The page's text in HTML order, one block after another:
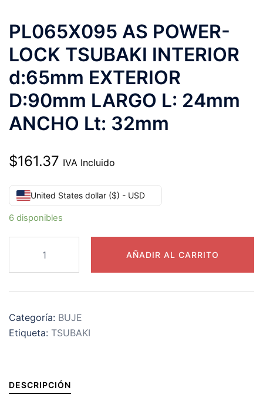
PL065X095 AS POWER-
LOCK TSUBAKI INTERIOR
d:65mm EXTERIOR
D:90mm LARGO L: 24mm
ANCHO Lt: 32mm
$161.37 IVA Incluido
United States dollar ($) - USD
6 disponibles
POWER-
LOCK
INTERIOR
d:65mm
LARGO
L:
AÑADIR AL CARRITO
Categoría: BUJE
Etiqueta: TSUBAKI
DESCRIPCIÓN